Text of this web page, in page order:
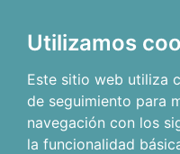
Utilizamos
Este sitio web utiliza
de seguimiento para
navegación con los
la funcionalidad